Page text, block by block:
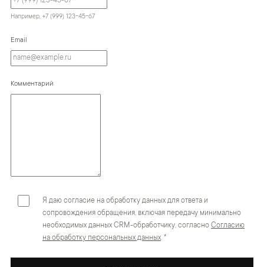
Например, +7 (999) 123-45-67
Email
Комментарий
Я даю согласие на обработку данных для ответа и
сопровождения обращения, включая передачу минимально
необходимых данных CRM-обработчику, согласно Согласию
на обработку персональных данных. *